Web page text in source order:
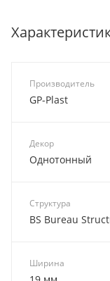
Производитель
GP-Plast
Декор
Однотонный
Структура
BS Bureau
Ширина